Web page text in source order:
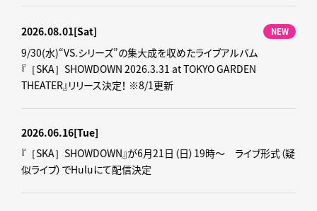
2026.08.01[Sat] NEW
9/30(水)“VS.シリーズ”の集大成を収めたライブアルバム
『［SKA］SHOWDOWN 2026.3.31 at TOKYO GARDEN
THEATER』リリース決定！ ※8/1更新
2026.06.16[Tue]
『［SKA］SHOWDOWN』が6月21日（日）19時～ ライブ形式（疑
似ライブ）でHuluにて配信決定